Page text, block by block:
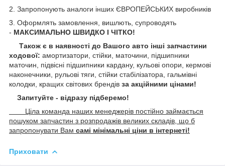
2. Запропонують аналоги інших ЄВРОПЕЙСЬКИХ виробників
3. Оформлять замовлення, вишлють, супроводять
- МАКСИМАЛЬНО ШВИДКО І ЧІТКО!
Також є в наявності до Вашого авто інші запчастини
ходової: амортизатори, стійки, маточини, підшипники
маточин, підвісні підшипники кардану, кульові опори, кермові
наконечники, рульові тяги, стійки стабілізатора, гальмівні
колодки, кращих світових брендів за акційними цінами!
Запитуйте - відразу підберемо!
Ціла команда наших менеджерів постійно займається
пошуком запчастин з розпродажів великих складів, що б
запропонувати Вам самі мінімальні ціни в інтернеті!
Приховати